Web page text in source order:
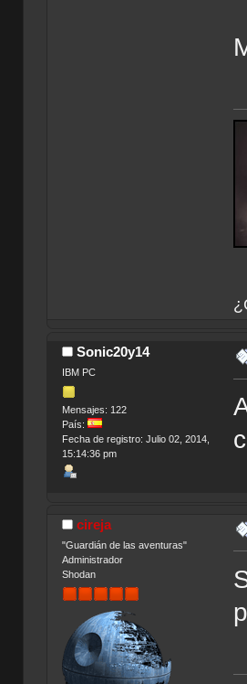
Sonic20y14
IBM PC
Mensajes: 122
País:
Fecha de registro: Julio 02, 2014,
15:14:36 pm
cireja
"Guardián de las aventuras"
Administrador
Shodan